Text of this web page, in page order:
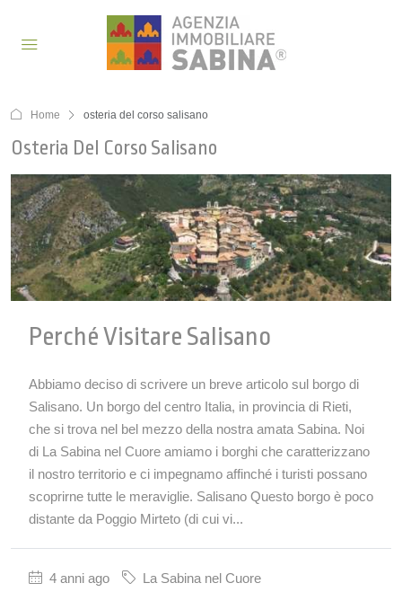
Home osteria del corso salisano
Osteria Del Corso Salisano
Perché Visitare Salisano
Abbiamo deciso di scrivere un breve articolo sul borgo di
Salisano. Un borgo del centro Italia, in provincia di Rieti,
che si trova nel bel mezzo della nostra amata Sabina. Noi
di La Sabina nel Cuore amiamo i borghi che caratterizzano
il nostro territorio e ci impegnamo affinché i turisti possano
scoprirne tutte le meraviglie. Salisano Questo borgo è poco
distante da Poggio Mirteto (di cui vi...
4 anni ago La Sabina nel Cuore